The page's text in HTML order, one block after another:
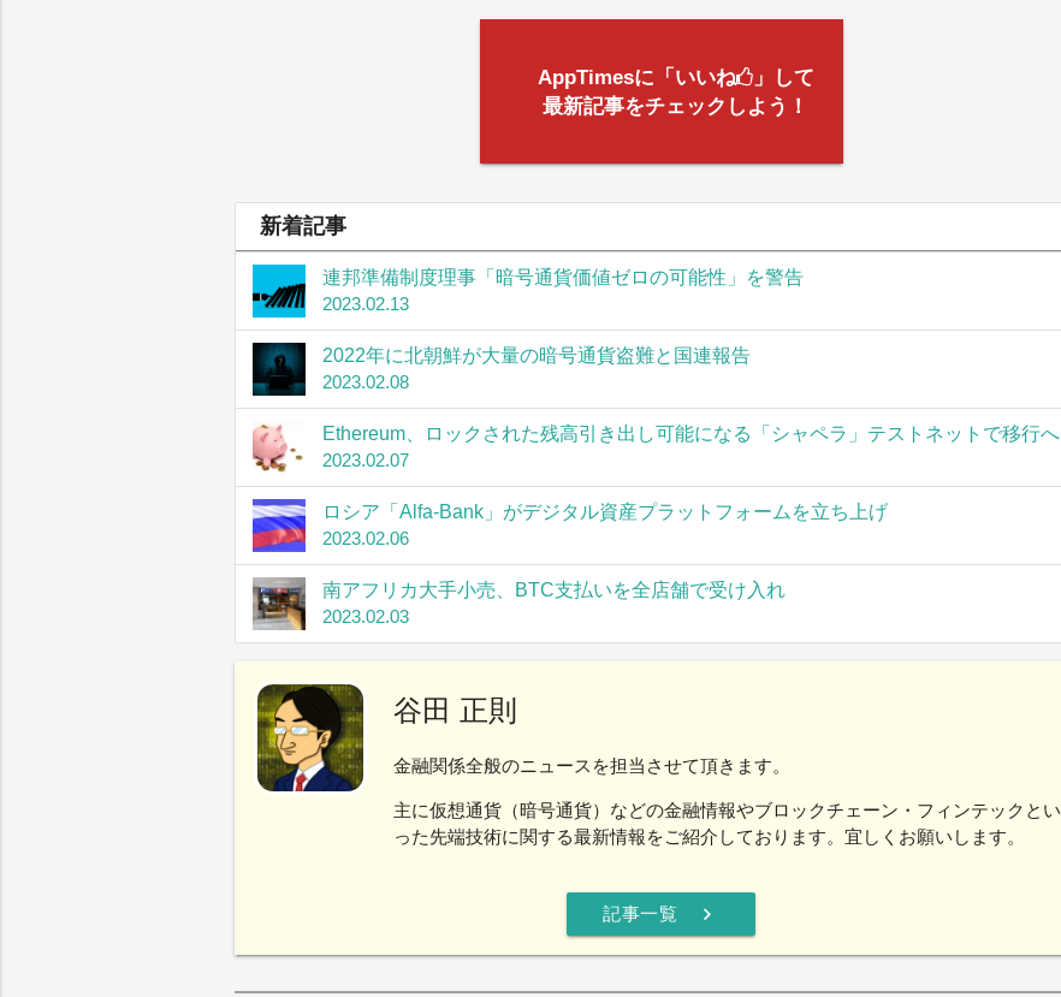
AppTimesに「いいね
」して
最新記事をチェックしよう！
新着記事
連邦準備制度理事「暗号通貨価値ゼロの可能性」を警告
2023.02.13
2022年に北朝鮮が大量の暗号通貨盗難と国連報告
2023.02.08
Ethereum、ロックされた残高引き出し可能になる「シャペラ」テストネットで移行へ
2023.02.07
ロシア「Alfa-Bank」がデジタル資産プラットフォームを立ち上げ
2023.02.06
南アフリカ大手小売、BTC支払いを全店舗で受け入れ
2023.02.03
谷田 正則
金融関係全般のニュースを担当させて頂きます。
主に仮想通貨（暗号通貨）などの金融情報やブロックチェーン・フィンテックとい
った先端技術に関する最新情報をご紹介しております。宜しくお願いします。
記事一覧 chevron_right